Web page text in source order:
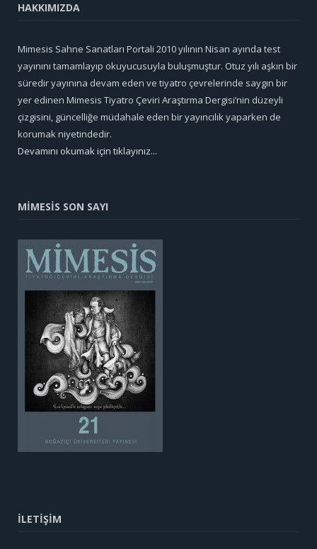
HAKKIMIZDA
Mimesis Sahne Sanatları Portali 2010 yılının Nisan ayında test
yayınını tamamlayıp okuyucusuyla buluşmuştur. Otuz yılı aşkın bir
süredir yayınına devam eden ve tiyatro çevrelerinde saygın bir
yer edinen Mimesis Tiyatro Çeviri Araştırma Dergisi’nin düzeyli
çizgisini, güncelliğe müdahale eden bir yayıncılık yaparken de
korumak niyetindedir.
Devamını okumak için tıklayınız...
MİMESİS SON SAYI
İLETİŞİM